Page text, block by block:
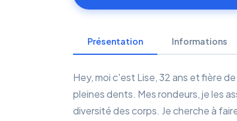
Présentation Informations
Hey, moi c'est Lise, 32 ans et fière
pleines dents. Mes rondeurs, je les
diversité des corps. Je cherche à